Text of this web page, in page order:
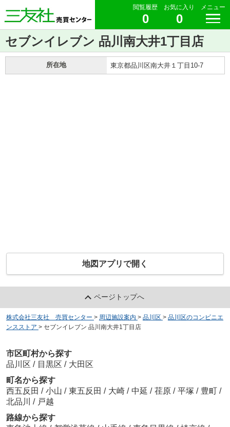
閲覧履歴
0
お気に入り
0
メニュー
セブンイレブン 品川南大井1丁目店
所在地 東京都品川区南大井１丁目10-7
地図アプリで開く
ページトップへ
株式会社三友社 売買センター > 周辺施設案内 > 品川区 > 品川区のコンビニエ
ンスストア > セブンイレブン 品川南大井1丁目店
市区町村から探す
品川区 / 目黒区 / 大田区
町名から探す
西五反田 / 小山 / 東五反田 / 大崎 / 中延 / 荏原 / 平塚 / 豊町 /
北品川 / 戸越
路線から探す